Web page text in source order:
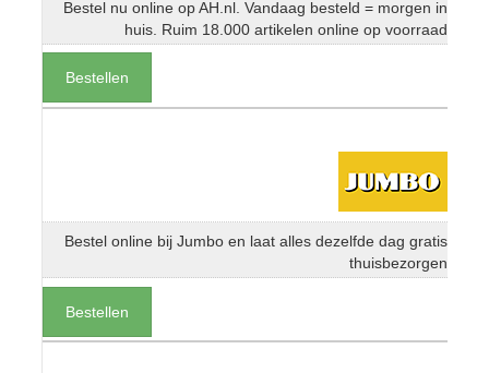
Bestel nu online op AH.nl. Vandaag besteld = morgen in
huis. Ruim 18.000 artikelen online op voorraad
Bestellen
Bestel online bij Jumbo en laat alles dezelfde dag gratis
thuisbezorgen
Bestellen